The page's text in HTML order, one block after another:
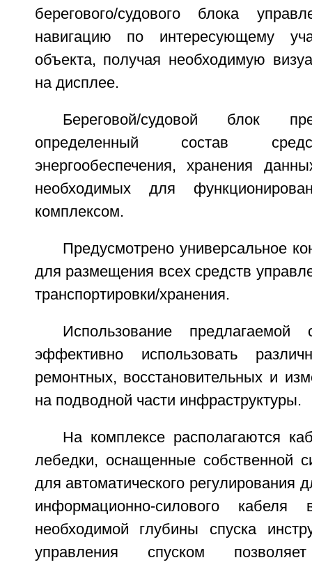
берегового/судового блока
навигацию по интересующему
объекта, получая необходимую
на дисплее.
Береговой/судовой блок
определенный состав
энергообеспечения, хранения
необходимых для
комплексом.
Предусмотрено универсальное
для размещения всех средств
транспортировки/хранения.
Использование предлагаемой
эффективно использовать
ремонтных, восстановительных и
на подводной части инфраструктуры.
На комплексе располагаются
лебедки, оснащенные собственной
для автоматического регулирования
информационно-силового
необходимой глубины спуска
управления спуском позволяет